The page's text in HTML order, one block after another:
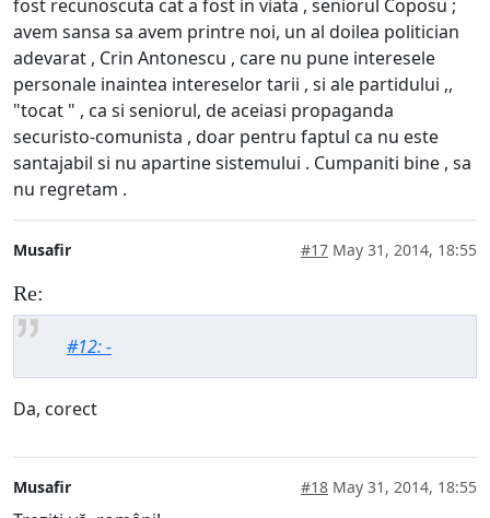
fost recunoscuta cat a fost in viata , seniorul Coposu ;
avem sansa sa avem printre noi, un al doilea politician
adevarat , Crin Antonescu , care nu pune interesele
personale inaintea intereselor tarii , si ale partidului ,,
"tocat " , ca si seniorul, de aceiasi propaganda
securisto-comunista , doar pentru faptul ca nu este
santajabil si nu apartine sistemului . Cumpaniti bine , sa
nu regretam .
Musafir #17 May 31, 2014, 18:55
Re:
#12: -
Da, corect
Musafir #18 May 31, 2014, 18:55